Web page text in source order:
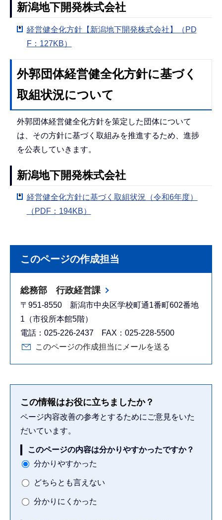
新潟地下開発株式会社
経営健全化方針【新潟地下開発株式会社】（PD
F：127KB）
外郭団体経営健全化方針に基づく
取組状況について
外郭団体経営健全化方針を策定した団体について
は、その方針に基づく取組みを推進するため、進捗
を公表していきます。
新潟地下開発株式会社
経営健全化方針に基づく取組状況（令和6年度）
（PDF：194KB）
このページの作成担当
総務部 行政経営課
〒951-8550 新潟市中央区学校町通1番町602番地
1（市役所本館5階）
電話：025-226-2437 FAX：025-228-5500
このページの作成担当にメールを送る
この情報はお役に立ちましたか？
ページ内容改善の参考とするためにご意見をいた
だいています。
このページの内容は分かりやすかったですか？
分かりやすかった
どちらとも言えない
分かりにくかった